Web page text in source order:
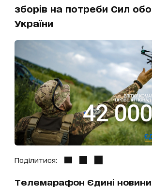
зборів на потреби Сил
України
Поділитися:
Телемарафон Єдині новини